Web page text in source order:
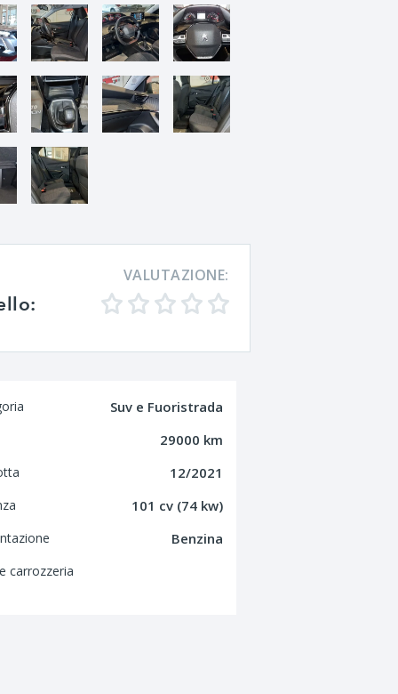
VALUTAZIONE:
Suv e Fuoristrada
29000 km
12/2021
101 cv (74 kw)
Benzina
carrozzeria